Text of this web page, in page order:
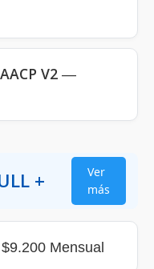
V2 —
+
Ver
más
Mensual